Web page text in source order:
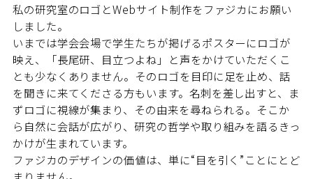
私の研究室のロゴとWebサイト制作をファジカにお願い
しました。
いまでは学会会場で学生たちが掲げるポスターにロゴが
映え、「長尾研、目立つよね」と声をかけていただくこ
とも少なくありません。そのロゴを目印に足を止め、話
を聞きに来てくださる方もいます。名刺を差し出すと、ま
ずロゴに視線が集まり、その由来を尋ねられる。そこか
ら自然に会話が広がり、研究の哲学や取り組みを語るきっ
かけが生まれています。
ファジカのデザインの価値は、単に“目を引く”ことにとど